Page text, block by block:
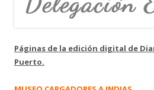
Páginas de la edición digital de
Puerto.